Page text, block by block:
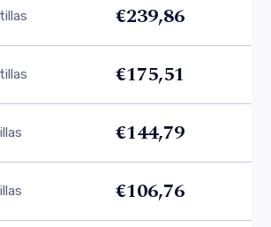
€239,86
€175,51
€144,79
€106,76